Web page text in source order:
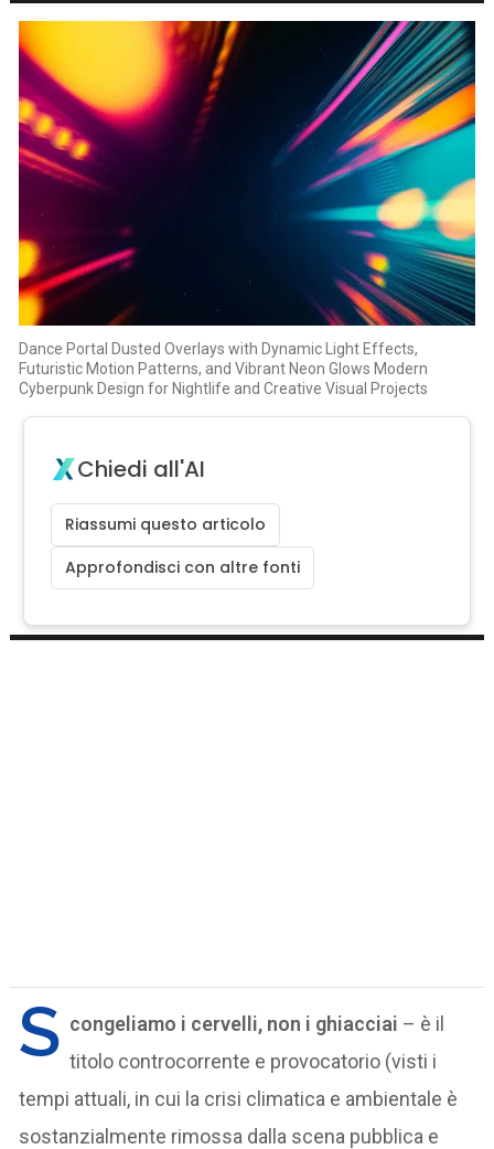
Dance Portal Dusted Overlays with Dynamic Light Effects,
Futuristic Motion Patterns, and Vibrant Neon Glows Modern
Cyberpunk Design for Nightlife and Creative Visual Projects
Chiedi all'AI
Riassumi questo articolo
Approfondisci con altre fonti
S congeliamo i cervelli, non i ghiacciai – è il
titolo controcorrente e provocatorio (visti i
tempi attuali, in cui la crisi climatica e ambientale è
sostanzialmente rimossa dalla scena pubblica e